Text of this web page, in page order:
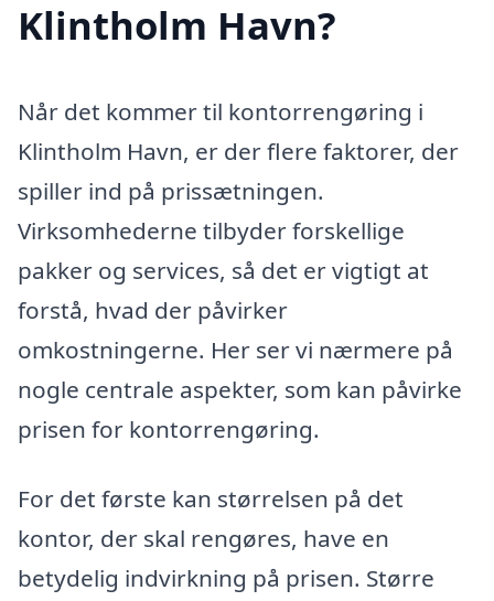
Klintholm Havn?
Når det kommer til kontorrengøring i
Klintholm Havn, er der flere faktorer, der
spiller ind på prissætningen.
Virksomhederne tilbyder forskellige
pakker og services, så det er vigtigt at
forstå, hvad der påvirker
omkostningerne. Her ser vi nærmere på
nogle centrale aspekter, som kan påvirke
prisen for kontorrengøring.
For det første kan størrelsen på det
kontor, der skal rengøres, have en
betydelig indvirkning på prisen. Større